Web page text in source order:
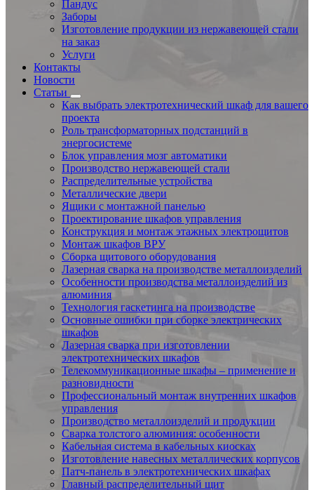
Пандус
Заборы
Изготовление продукции из нержавеющей стали
на заказ
Услуги
Контакты
Новости
Статьи
Как выбрать электротехнический шкаф для вашего
проекта
Роль трансформаторных подстанций в
энергосистеме
Блок управления мозг автоматики
Производство нержавеющей стали
Распределительные устройства
Металлические двери
Ящики с монтажной панелью
Проектирование шкафов управления
Конструкция и монтаж этажных электрощитов
Монтаж шкафов ВРУ
Сборка щитового оборудования
Лазерная сварка на производстве металлоизделий
Особенности производства металлоизделий из
алюминия
Технология гаскетинга на производстве
Основные ошибки при сборке электрических
шкафов
Лазерная сварка при изготовлении
электротехнических шкафов
Телекоммуникационные шкафы – применение и
разновидности
Профессиональный монтаж внутренних шкафов
управления
Производство металлоизделий и продукции
Сварка толстого алюминия: особенности
Кабельная система в кабельных киосках
Изготовление навесных металлических корпусов
Патч-панель в электротехнических шкафах
Главный распределительный щит